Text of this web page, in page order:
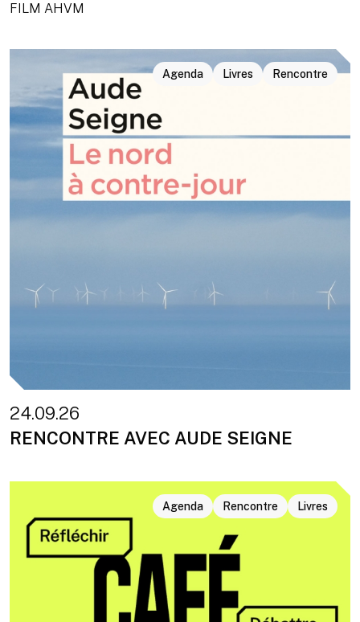
FILM AHVM
Agenda Livres Rencontre
24.09.26
RENCONTRE AVEC AUDE SEIGNE
Agenda Rencontre Livres